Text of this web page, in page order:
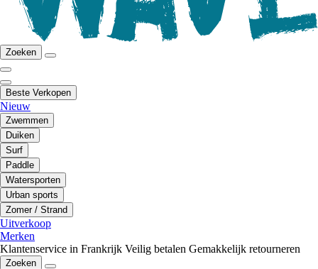
Zoeken
Beste Verkopen
Nieuw
Zwemmen
Duiken
Surf
Paddle
Watersporten
Urban sports
Zomer / Strand
Uitverkoop
Merken
Klantenservice in Frankrijk Veilig betalen Gemakkelijk retourneren
Zoeken